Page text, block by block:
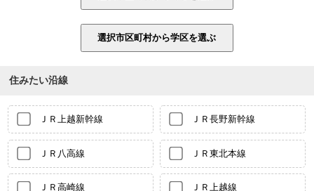
住みたい沿線
ＪＲ上越新幹線 ＪＲ長野新幹線
ＪＲ八高線 ＪＲ東北本線
ＪＲ高崎線 ＪＲ上越線